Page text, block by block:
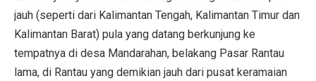
jauh (seperti dari Kalimantan Tengah, Kalimantan Timur dan
Kalimantan Barat) pula yang datang berkunjung ke
tempatnya di desa Mandarahan, belakang Pasar Rantau
lama, di Rantau yang demikian jauh dari pusat keramaian